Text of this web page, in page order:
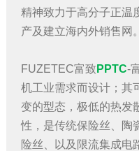
精神致力于高分子正温
产及建立海内外销售网。
FUZETEC富致 PPTC-
机工业需求而设计；其
变的型态，极低的热发
性，是传统保险丝、陶
险丝、以及限流集成电